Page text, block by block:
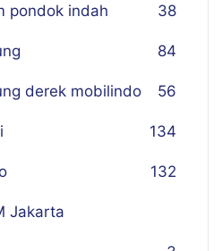
pondok indah 38
84
derek mobilindo 56
134
132
Jakarta